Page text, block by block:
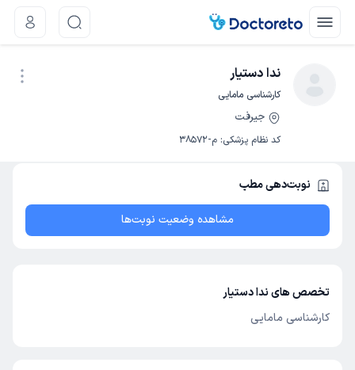
ندا دستیار
کارشناسی مامایی
جیرفت
کد نظام پزشکی: م-38572
نوبت‌دهی مطب
مشاهده وضعیت نوبت‌ها
تخصص های ندا دستیار
کارشناسی مامایی